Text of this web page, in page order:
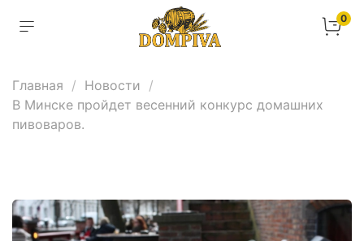
0
Главная
Новости
В Минске пройдет весенний конкурс домашних
пивоваров.